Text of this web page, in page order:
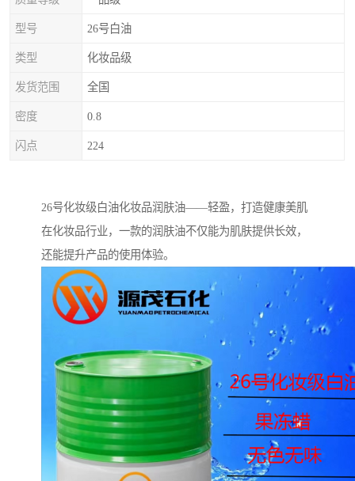
型号 26号白油
类型 化妆品级
发货范围 全国
密度 0.8
闪点 224
26号化妆级白油化妆品润肤油——轻盈，打造健康美肌
在化妆品行业，一款的润肤油不仅能为肌肤提供长效，
还能提升产品的使用体验。